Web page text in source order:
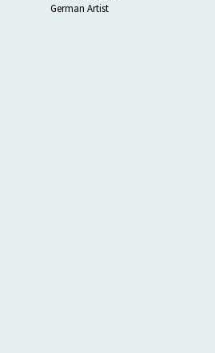
German Artist